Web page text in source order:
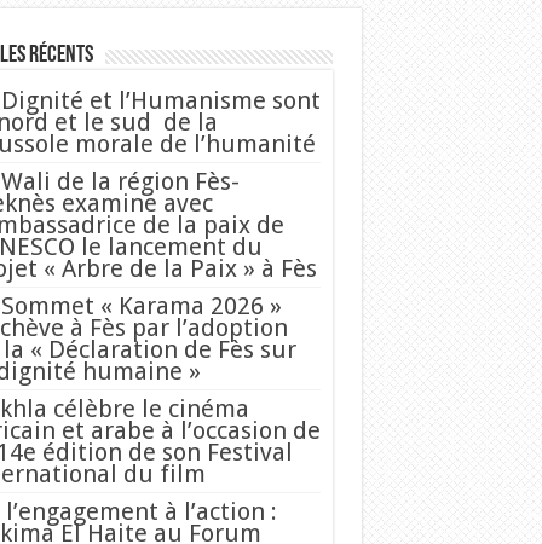
Récents
Dignité et l’Humanisme sont
et le sud de la
morale de l’humanité
Wali de la région Fès-
examine avec
de la paix de
le lancement du
« Arbre de la Paix » à Fès
« Karama 2026 »
à Fès par l’adoption
« Déclaration de Fès sur
humaine »
célèbre le cinéma
et arabe à l’occasion de
édition de son Festival
du film
l’engagement à l’action :
El Haite au Forum